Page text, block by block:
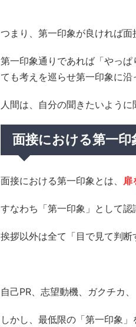
つまり、第一印象が良ければ面
第一印象通りであれば「やっ
ても考えを巡らせ第一印象に沿
人間は、自分の聞きたいように
面接における第一印
面接における第一印象とは、 扉
すなわち「第一印象」として
挨拶以外は全て「目で見て判断
自己PR、志望動機、ガクチカ、
しかし、最低限の「第一印象